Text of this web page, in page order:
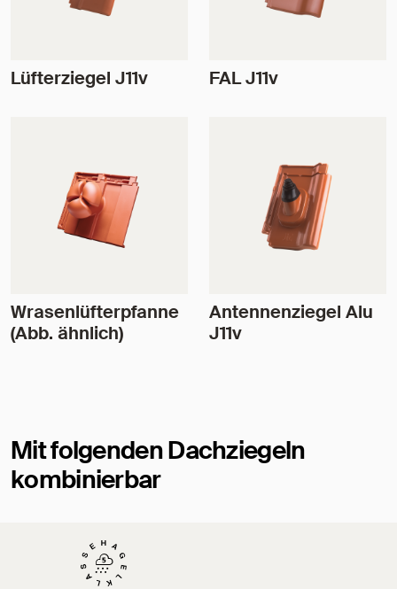
Lüfterziegel J11v FAL J11v
Wrasenlüfterpfanne
(Abb. ähnlich)
Antennenziegel Alu
J11v
Mit folgenden Dachziegeln
kombinierbar